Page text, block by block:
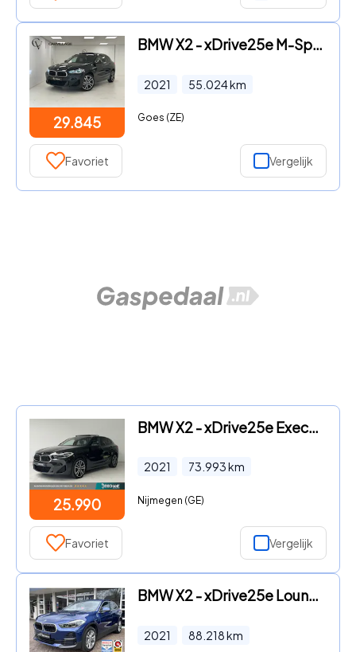
29.845
BMW X2 - xDrive25e M-Sport | Harman/Kardon | Panoramadak | Leer
2021 55.024km
Goes (ZE)
Favoriet Vergelijk
25.990
BMW X2 - xDrive25e Executive | M Sport | Stoelverwarming | Panoramada
2021 73.993km
Nijmegen (GE)
Favoriet Vergelijk
BMW X2 - xDrive25e Lounge Led, Climat, Camera, Navi, LM..
2021 88.218km